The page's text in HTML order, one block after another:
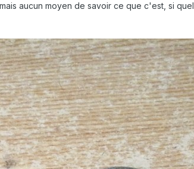
aucun moyen de savoir ce que c'est, si